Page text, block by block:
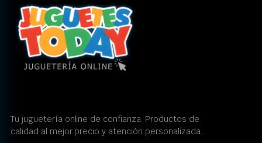
Tu juguetería online de confianza. Productos de
calidad al mejor precio y atención personalizada.